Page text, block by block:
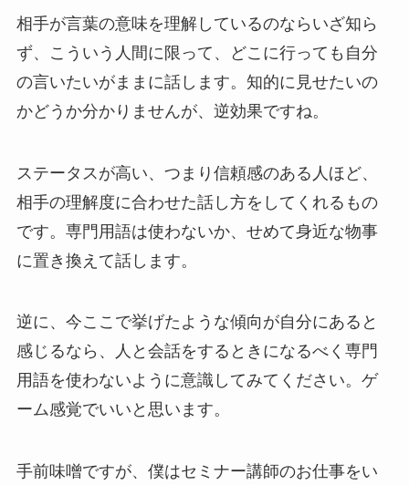
相手が言葉の意味を理解しているのならいざ知ら
ず、こういう人間に限って、どこに行っても自分
の言いたいがままに話します。知的に見せたいの
かどうか分かりませんが、逆効果ですね。
ステータスが高い、つまり信頼感のある人ほど、
相手の理解度に合わせた話し方をしてくれるもの
です。専門用語は使わないか、せめて身近な物事
に置き換えて話します。
逆に、今ここで挙げたような傾向が自分にあると
感じるなら、人と会話をするときになるべく専門
用語を使わないように意識してみてください。ゲ
ーム感覚でいいと思います。
手前味噌ですが、僕はセミナー講師のお仕事をい